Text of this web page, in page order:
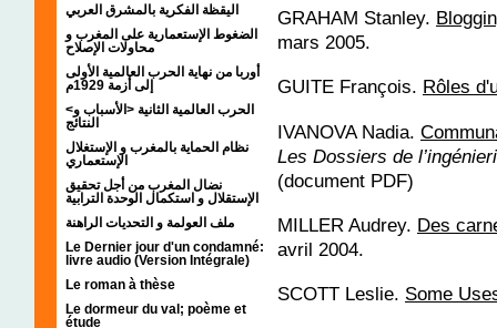
اليقظة الفكرية بالمشرق العربي
الضغوط الإستعمارية على المغرب و
محاولات الإصلاح
أوربا من نهاية الحرب العالمية الأولى
إلى أزمة 1929م
<الحرب العالمية الثانية <الأسباب و
النتائج
نظام الحماية بالمغرب و الإستغلال
الإستعماري
نضال المغرب من أجل تحقيق
الإستقلال و استكمال الوحدة الترابية
ملف العولمة و التحديات الراهنة
Le Dernier jour d'un condamné:
livre audio (Version Intégrale)
Le roman à thèse
Le dormeur du val; poème et
étude
GRAHAM Stanley.
mars 2005.
GUITE François. Rôles
IVANOVA Nadia.
Les Dossiers de
(document PDF)
MILLER Audrey. Des
avril 2004.
SCOTT Leslie. Some